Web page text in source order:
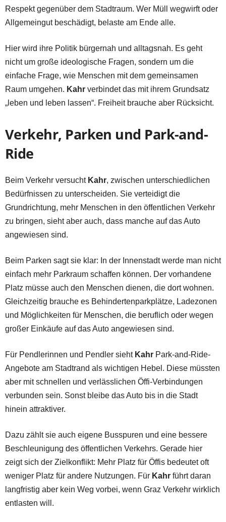
Respekt gegenüber dem Stadtraum. Wer Müll wegwirft oder
Allgemeingut beschädigt, belaste am Ende alle.
Hier wird ihre Politik bürgernah und alltagsnah. Es geht
nicht um große ideologische Fragen, sondern um die
einfache Frage, wie Menschen mit dem gemeinsamen
Raum umgehen. Kahr verbindet das mit ihrem Grundsatz
„leben und leben lassen“. Freiheit brauche aber Rücksicht.
Verkehr, Parken und Park-and-
Ride
Beim Verkehr versucht Kahr, zwischen unterschiedlichen
Bedürfnissen zu unterscheiden. Sie verteidigt die
Grundrichtung, mehr Menschen in den öffentlichen Verkehr
zu bringen, sieht aber auch, dass manche auf das Auto
angewiesen sind.
Beim Parken sagt sie klar: In der Innenstadt werde man nicht
einfach mehr Parkraum schaffen können. Der vorhandene
Platz müsse auch den Menschen dienen, die dort wohnen.
Gleichzeitig brauche es Behindertenparkplätze, Ladezonen
und Möglichkeiten für Menschen, die beruflich oder wegen
großer Einkäufe auf das Auto angewiesen sind.
Für Pendlerinnen und Pendler sieht Kahr Park-and-Ride-
Angebote am Stadtrand als wichtigen Hebel. Diese müssten
aber mit schnellen und verlässlichen Öffi-Verbindungen
verbunden sein. Sonst bleibe das Auto bis in die Stadt
hinein attraktiver.
Dazu zählt sie auch eigene Busspuren und eine bessere
Beschleunigung des öffentlichen Verkehrs. Gerade hier
zeigt sich der Zielkonflikt: Mehr Platz für Öffis bedeutet oft
weniger Platz für andere Nutzungen. Für Kahr führt daran
langfristig aber kein Weg vorbei, wenn Graz Verkehr wirklich
entlasten will.